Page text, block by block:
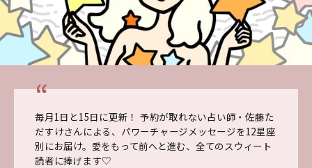
毎月1日と15日に更新！ 予約が取れない占い師・佐藤た
だすけさんによる、パワーチャージメッセージを12星座
別にお届け。愛をもって前へと進む、全てのスウィート
読者に捧げます♡